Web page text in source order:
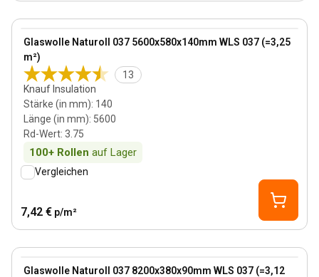
Glaswolle Naturoll 037 5600x580x140mm WLS 037 (=3,25
m²)
13
Knauf Insulation
Stärke (in mm): 140
Länge (in mm): 5600
Rd-Wert: 3.75
100+ Rollen auf Lager
View product
Vergleichen
7,42 € p/m²
Glaswolle Naturoll 037 8200x380x90mm WLS 037 (=3,12
View product